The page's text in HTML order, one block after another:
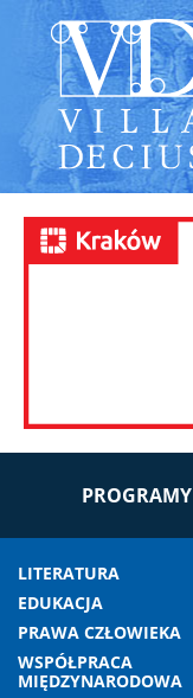
PROGRAMY
LITERATURA
EDUKACJA
PRAWA CZŁOWIEKA
WSPÓŁPRACA
MIĘDZYNARODOWA